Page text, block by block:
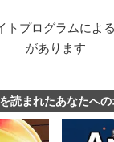
トプログラムによ
があります
読まれたあなたへの